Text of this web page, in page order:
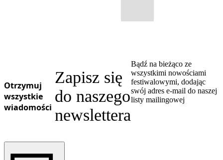
Otrzymuj
wszystkie
wiadomości
Zapisz się
do naszego
newslettera
Bądź na bieżąco ze
wszystkimi nowościami
festiwalowymi, dodając
swój adres e-mail do naszej
listy mailingowej